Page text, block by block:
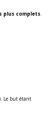
plus complets
Le but étant